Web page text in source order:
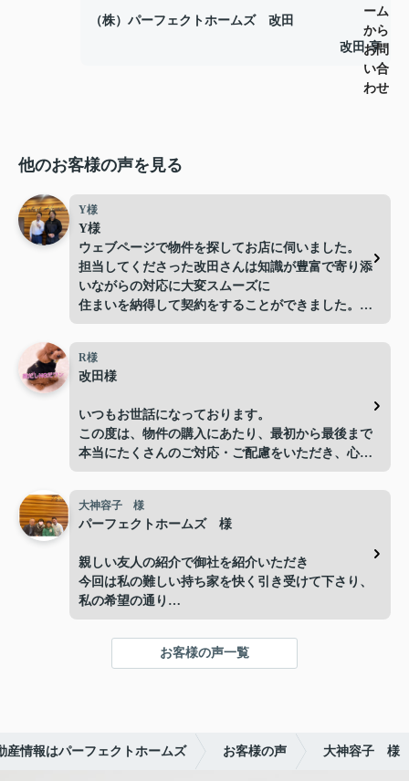
ーム
から
お問
い合
わせ
（株）パーフェクトホームズ 改田
改田 享
他のお客様の声を見る
Y様
Y様
ウェブページで物件を探してお店に伺いました。
担当してくださった改田さんは知識が豊富で寄り添
いながらの対応に大変スムーズに
住まいを納得して契約をすることができました。
不動産特有の予算が超えてしまう物件をすすめてく
るようなこともなく親切、丁寧な対応にプロの仕事
をされている方だなと信頼して入居までのプロセス
を進めることができました。今後まだ引越しをする
また住居をお探しされている方は、電話だけでなく
是非パーフェクトホームズの店舗に
お越しになることをおすすめします。
足して物件を見つけられると思います。今回入居ま
で丁寧のサポートしていただきありがとうございま
R様
改田様
いつもお世話になっております。
この度は、物件の購入にあたり、最初から最後まで
本当にたくさんのご対応・ご配慮をいただき、心よ
り感謝申し上げます。
手続きについては分からないことも多く、不安に思
う場面もありましたが、改田様が丁寧にご説明くだ
お忙しい中、迅速かつご親切にご対応いただき、本
当にありがとうございました。改田様のおかげで、
本当にありがとうございました。
大神容子 様
パーフェクトホームズ 様
親しい友人の紹介で御社を紹介いただき
今回は私の難しい持ち家を快く引き受けて下さり、
私の希望の通り
本当に良い方を紹介いていただき、全てに行き届い
本当に感謝しております。
これからもどうぞよろしくお願い申し上げます。
ありがとうございました。
お客様の声一覧
産情報はパーフェクトホームズ お客様の声 大神容子 様